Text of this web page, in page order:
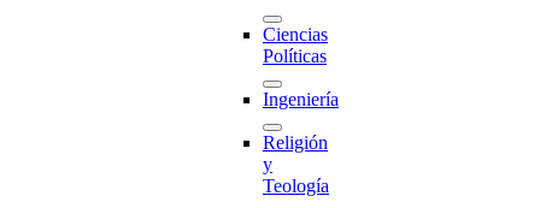
Ciencias
Políticas
Ingeniería
Religión
y
Teología